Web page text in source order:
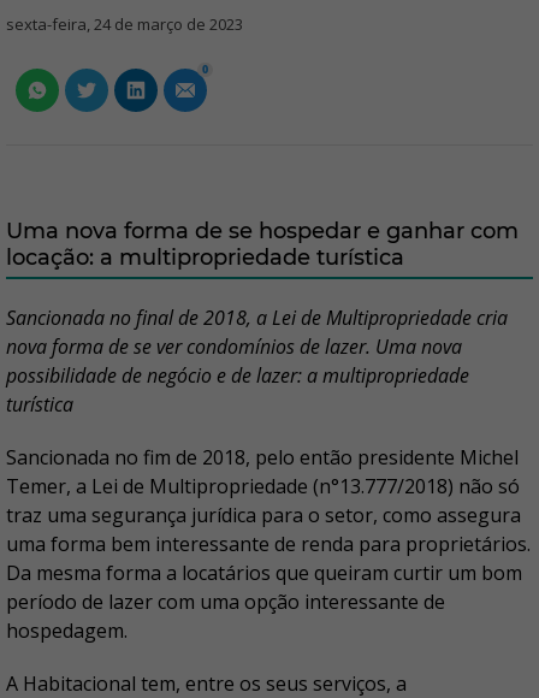
sexta-feira, 24 de março de 2023
0
Uma nova forma de se hospedar e ganhar com
locação: a multipropriedade turística
Sancionada no final de 2018, a Lei de Multipropriedade cria
nova forma de se ver condomínios de lazer. Uma nova
possibilidade de negócio e de lazer: a multipropriedade
turística
Sancionada no fim de 2018, pelo então presidente Michel
Temer, a Lei de Multipropriedade (n°13.777/2018) não só
traz uma segurança jurídica para o setor, como assegura
uma forma bem interessante de renda para proprietários.
Da mesma forma a locatários que queiram curtir um bom
período de lazer com uma opção interessante de
hospedagem.
A Habitacional tem, entre os seus serviços, a